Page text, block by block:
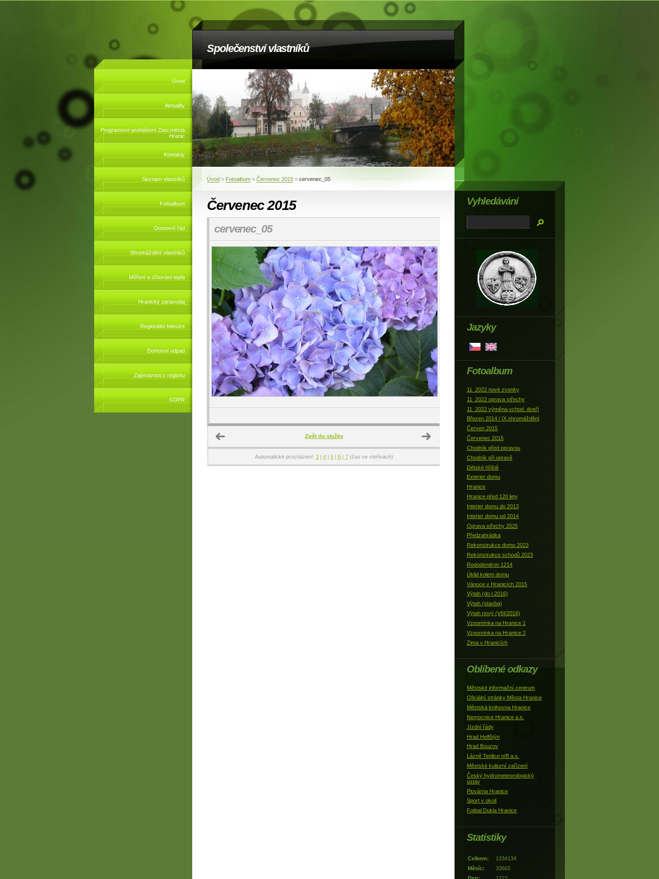
Společenství vlastníků
Úvod
Aktuality
Programové prohlášení Zast.města
Hranic
Kontakty
Seznam vlastníků
Fotoalbum
Domovní řád
Shromáždění vlastníků
Měření a účtování tepla
Hranický zpravodaj
Regionální televize
Domovní odpad
Zajímavosti z regionu
GDPR
Úvod » Fotoalbum » Červenec 2015 » cervenec_05
Červenec 2015
cervenec_05
Zpět do složky
Automatické procházení: 3| 4| 5| 6| 7(čas ve vteřinách)
Jazyky
Fotoalbum
11_2022 nové zvonky
11_2022 oprava střechy
11_2022 výměna vchod. dveří
Březen 2014 / IX.shromáždění
Červen 2015
Červenec 2015
Chodník před opravou
Chodník při opravě
Dětské hřiště
Exterier domu
Hranice
Hranice před 120 lety
Interier domu do 2013
Interier domu od 2014
Oprava střechy 2025
Předzahrádka
Rekonstrukce domu 2023
Rekonstrukce schodů 2023
Rododendron 1214
Úklid kolem domu
Vánoce v Hranicích 2015
Výtah (do r.2016)
Výtah (stavba)
Výtah nový (VIII/2016)
Vzpomínka na Hranice 1
Vzpomínka na Hranice 2
Zima v Hranicích
Oblíbené odkazy
Městské informační centrum
Oficiální stránky Města Hranice
Městská knihovna Hranice
Nemocnice Hranice a.s.
Jízdní řády
Hrad Helfštýn
Hrad Bouzov
Lázně Teplice n/B a.s.
Městské kulturní zařízení
Český hydrometeorologický
ústav
Plovárna Hranice
Sport v okolí
Fotbal Dukla Hranice
Vyhledávání
Statistiky
Celkem:
1334134
Měsíc:
33665